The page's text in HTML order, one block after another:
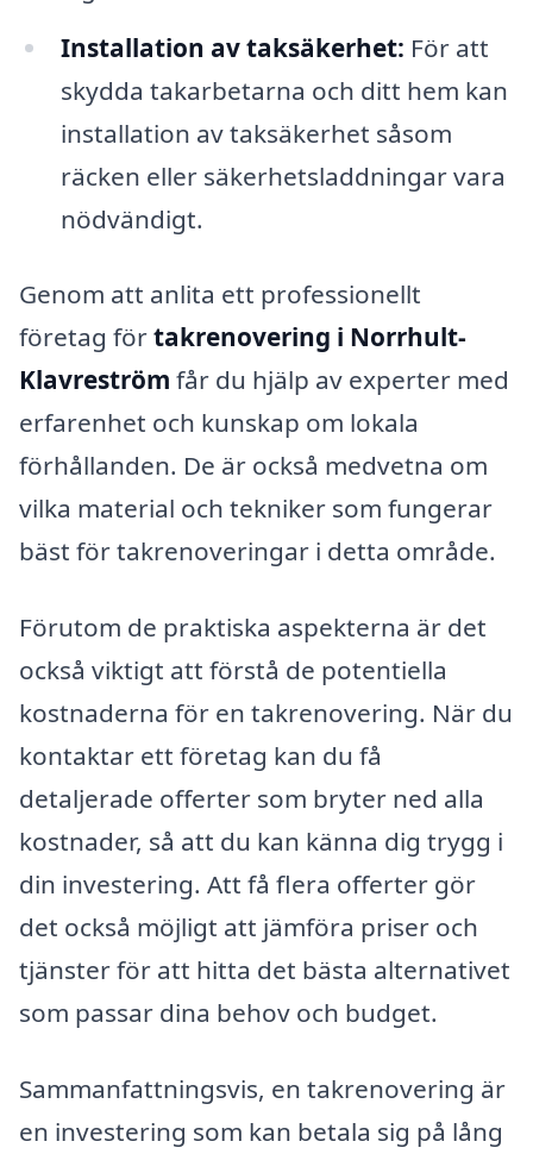
Installation av taksäkerhet: För att
skydda takarbetarna och ditt hem kan
installation av taksäkerhet såsom
räcken eller säkerhetsladdningar vara
nödvändigt.
Genom att anlita ett professionellt
företag förtakrenovering i Norrhult-
Klavreström får du hjälp av experter med
erfarenhet och kunskap om lokala
förhållanden. De är också medvetna om
vilka material och tekniker som fungerar
bäst för takrenoveringar i detta område.
Förutom de praktiska aspekterna är det
också viktigt att förstå de potentiella
kostnaderna för en takrenovering. När du
kontaktar ett företag kan du få
detaljerade offerter som bryter ned alla
kostnader, så att du kan känna dig trygg i
din investering. Att få flera offerter gör
det också möjligt att jämföra priser och
tjänster för att hitta det bästa alternativet
som passar dina behov och budget.
Sammanfattningsvis, en takrenovering är
en investering som kan betala sig på lång